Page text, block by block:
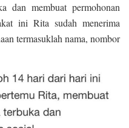
dan membuat permohonan
ini Rita sudah menerima
termasuklah nama, nombor